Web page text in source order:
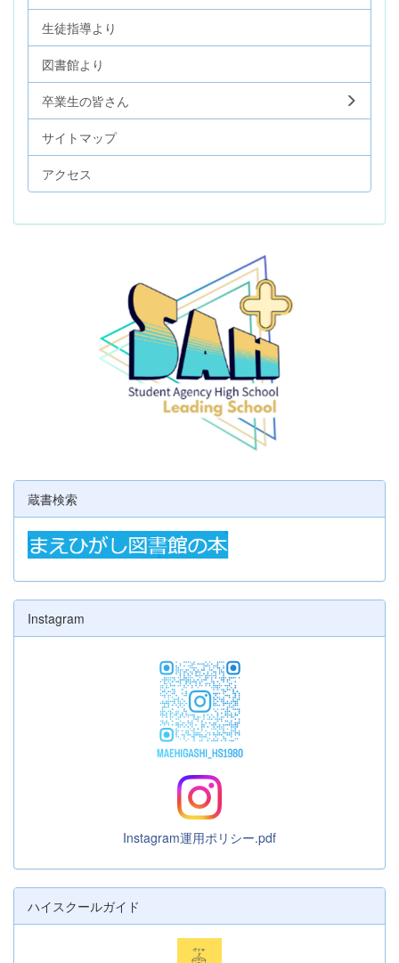
生徒指導より
図書館より
卒業生の皆さん
サイトマップ
アクセス
蔵書検索
Instagram
Instagram運用ポリシー.pdf
ハイスクールガイド